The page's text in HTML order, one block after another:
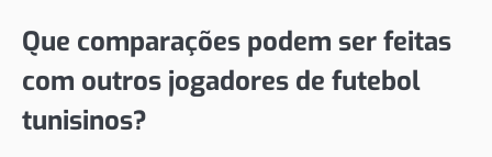
Que comparações podem ser feitas
com outros jogadores de futebol
tunisinos?